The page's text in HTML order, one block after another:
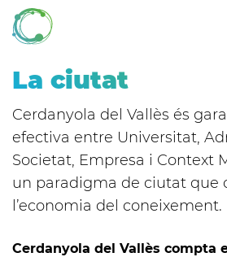
Pasar
contenido
La ciutat
Cerdanyola del Vallès és
efectiva entre Universitat,
Societat, Empresa i Context
un paradigma de ciutat que
l’economia del coneixement.
Cerdanyola del Vallès compta